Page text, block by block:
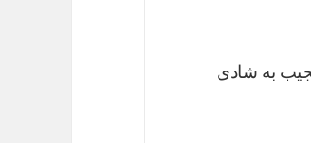
به شادی